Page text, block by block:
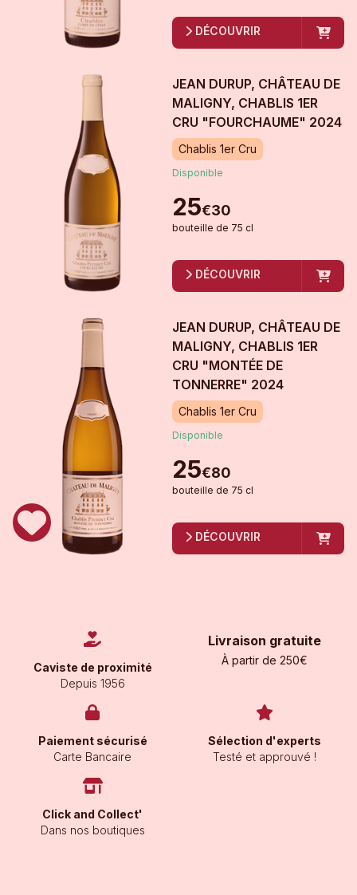
DÉCOUVRIR
JEAN DURUP, CHÂTEAU DE
MALIGNY, CHABLIS 1ER
CRU "FOURCHAUME" 2024
Chablis 1er Cru
Disponible
25€30
bouteille de 75 cl
DÉCOUVRIR
JEAN DURUP, CHÂTEAU DE
MALIGNY, CHABLIS 1ER
CRU "MONTÉE DE
TONNERRE" 2024
Chablis 1er Cru
Disponible
25€80
bouteille de 75 cl
DÉCOUVRIR
Caviste de proximité
Depuis 1956
Livraison gratuite
À partir de 250€
Paiement sécurisé
Carte Bancaire
Sélection d'experts
Testé et approuvé !
Click and Collect'
Dans nos boutiques